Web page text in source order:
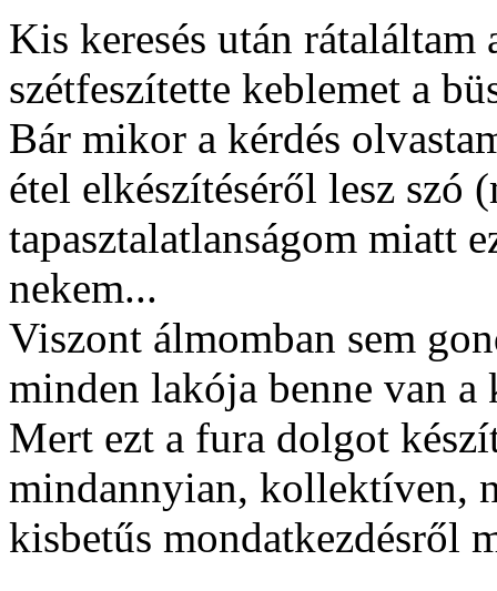
Kis keresés után rátaláltam
szétfeszítette keblemet a
Bár mikor a kérdés
étel elkészítéséről lesz szó
tapasztalatlanságom miatt
nekem...
Viszont álmomban sem
minden lakója benne van a
Mert ezt a fura dolgot
mindannyian, kollektíven,
kisbetűs mondatkezdésről